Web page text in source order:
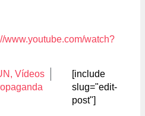
www.youtube.com/watch?
, Vídeos
[include
slug="edit-
post"]